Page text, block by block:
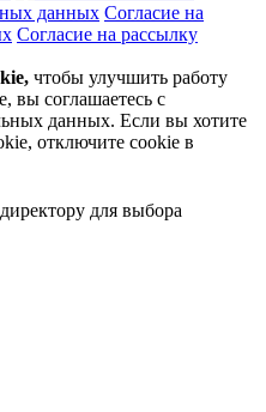
данных Согласие на
Согласие на рассылку
чтобы улучшить работу
вы соглашаетесь с
данных. Если вы хотите
отключите cookie в
для выбора